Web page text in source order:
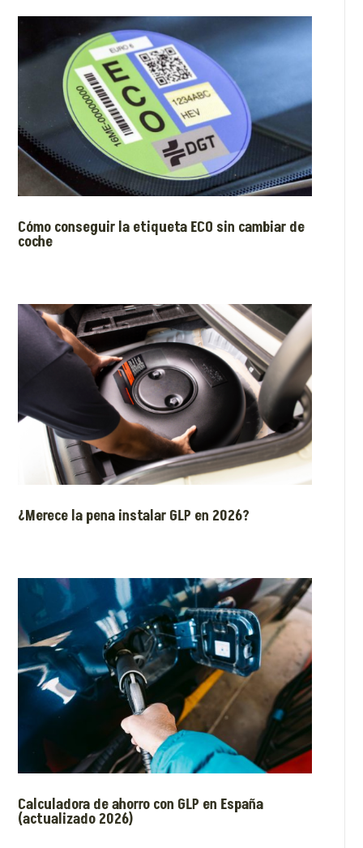
Cómo conseguir la etiqueta ECO sin cambiar de
coche
¿Merece la pena instalar GLP en 2026?
Calculadora de ahorro con GLP en España
(actualizado 2026)